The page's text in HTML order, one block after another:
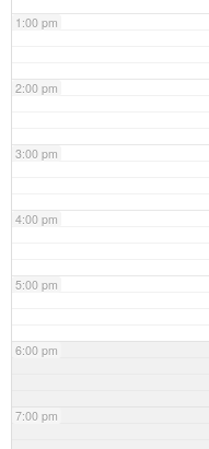
1:00 pm
2:00 pm
3:00 pm
4:00 pm
5:00 pm
6:00 pm
7:00 pm